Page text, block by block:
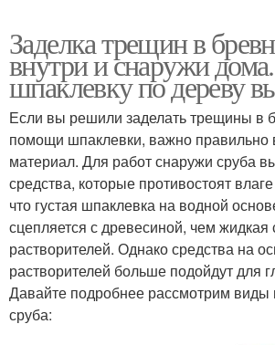
Заделка трещин в
внутри и снаружи
шпаклевку по дереву
Если вы решили заделать трещины в
помощи шпаклевки, важно правильно
материал. Для работ снаружи сруба
средства, которые противостоят
что густая шпаклевка на водной
сцепляется с древесиной, чем
растворителей. Однако средства на
растворителей больше подойдут для
Давайте подробнее рассмотрим виды
сруба: